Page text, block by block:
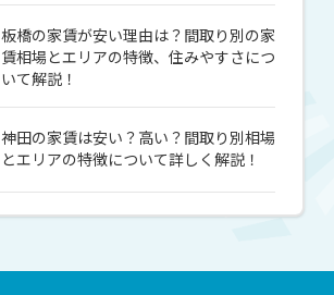
板橋の家賃が安い理由は？間取り別の家
賃相場とエリアの特徴、住みやすさにつ
いて解説！
神田の家賃は安い？高い？間取り別相場
とエリアの特徴について詳しく解説！